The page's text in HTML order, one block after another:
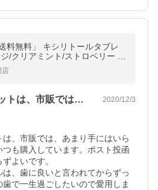
料無料」 キシリトールタブレ
/クリアミント/ストロベリー 3
テ lotte 最短即日出荷
店
キシリトールタブレットは、市販では、あ… 2020/12/3
、市販では、あまり手にはいら
も購入しています。ポスト投函
よいです。
、歯に良いと言われてからずっ
で一生過ごしたいので愛用しま